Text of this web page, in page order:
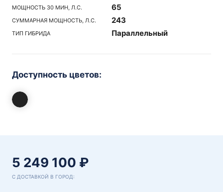
МОЩНОСТЬ 30 МИН, Л.С. 65
СУММАРНАЯ МОЩНОСТЬ, Л.С. 243
ТИП ГИБРИДА Параллельный
Доступность цветов:
5 249 100 ₽
С ДОСТАВКОЙ В ГОРОД: